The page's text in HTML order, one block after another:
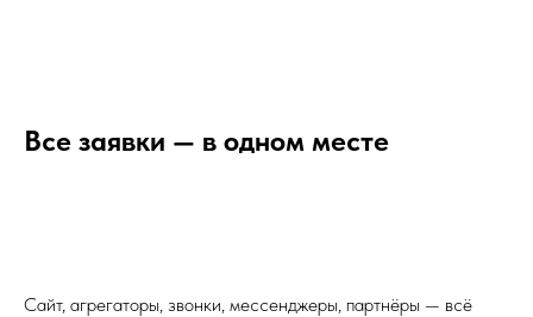
Все заявки — в одном месте
Сайт, агрегаторы, звонки, мессенджеры, партнёры — всё